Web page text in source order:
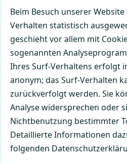
Beim Besuch unserer
Verhalten statistisch
geschieht vor allem mit
sogenannten
Ihres Surf-Verhaltens erfolgt
anonym; das Surf-Verhalten
zurückverfolgt werden. Sie
Analyse widersprechen oder
Nichtbenutzung bestimmter
Detaillierte Informationen
folgenden